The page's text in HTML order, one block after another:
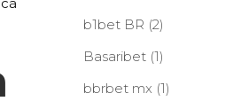
b1bet BR (2)
Basaribet(1)
bbrbet mx (1)